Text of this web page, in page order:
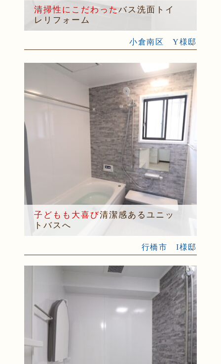
清掃性にこだわったバス洗面トイ
レリフォーム
小倉南区 Y様邸
子どもも大喜び清潔感あるユニッ
トバスへ
行橋市 I様邸